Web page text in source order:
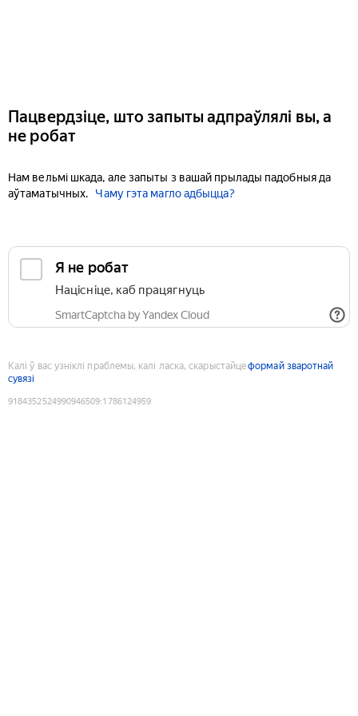
Пацвердзіце, што запыты адпраўлялі вы, а
не робат
Нам вельмі шкада, але запыты з вашай прылады падобныя да
аўтаматычных.
Чаму гэта магло адбыцца?
Я не робат
Націсніце, каб працягнуць
SmartCaptcha by Yandex Cloud
Калі ў вас узніклі праблемы, калі ласка, скарыстайцеформай зваротнай
сувязі
9184352524990946509:1786124959